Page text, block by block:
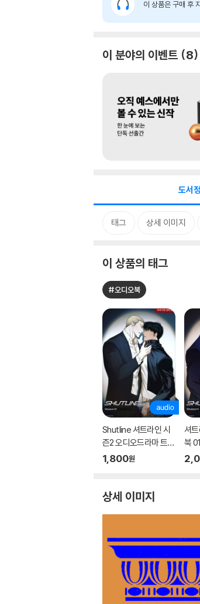
이 상품은 구매 후
이 분야의 이벤트 8
도서
태그 상세 이미지
이 상품의 태그
#오디오북
Shutline 셔트라인 시
즌2 오디오드라마 트랙
01
1,800원
셔
북
상세 이미지